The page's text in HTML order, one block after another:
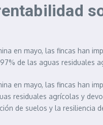
en mayo, las fincas han
de las aguas
en mayo, las fincas han
residuales agrícolas y
de suelos y la resiliencia